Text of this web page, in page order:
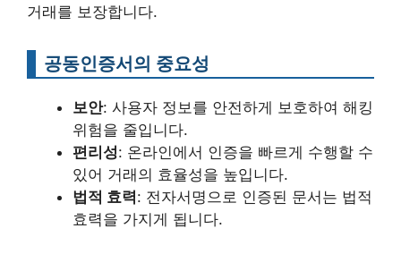
거래를 보장합니다.
공동인증서의 중요성
보안: 사용자 정보를 안전하게 보호하여 해킹
위험을 줄입니다.
편리성: 온라인에서 인증을 빠르게 수행할 수
있어 거래의 효율성을 높입니다.
법적 효력: 전자서명으로 인증된 문서는 법적
효력을 가지게 됩니다.